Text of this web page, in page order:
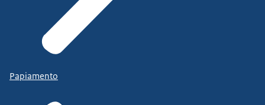
Papiamento